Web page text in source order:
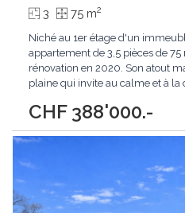
CHF 388'000.-
3 75 m2
Niché au 1er étage d'un
appartement de 3,5 pièces de
rénovation en 2020. Son atout
plaine qui invite au calme et à la
duplexCommune : 1450 Sainte-
m² Nombre de pièces : 3,5